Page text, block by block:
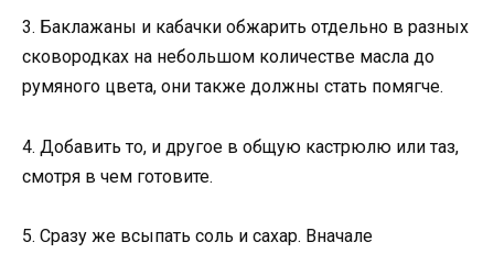
3. Баклажаны и кабачки обжарить отдельно в разных
сковородках на небольшом количестве масла до
румяного цвета, они также должны стать помягче.
4. Добавить то, и другое в общую кастрюлю или таз,
смотря в чем готовите.
5. Сразу же всыпать соль и сахар. Вначале